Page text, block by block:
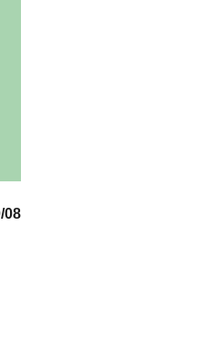
08